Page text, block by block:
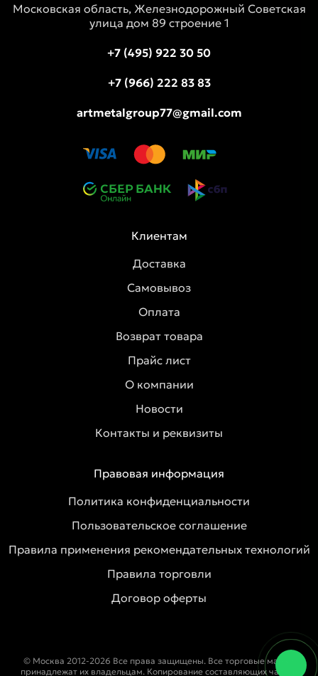
Московская область, Железнодорожный Советская
улица дом 89 строение 1
+7 (495) 922 30 50
+7 (966) 222 83 83
artmetalgroup77@gmail.com
Клиентам
Доставка
Самовывоз
Оплата
Возврат товара
Прайс лист
О компании
Новости
Контакты и реквизиты
Правовая информация
Политика конфиденциальности
Пользовательское соглашение
Правила применения рекомендательных технологий
Правила торговли
Договор оферты
© Москва 2012-2026 Все права защищены. Все торговые марки
принадлежат их владельцам. Копирование составляющих частей